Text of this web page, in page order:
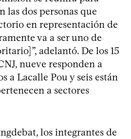
las dos personas que
en representación de
va a ser uno de
adelantó. De los 15
nueve responden a
a Lacalle Pou y seis están
a sectores
los integrantes de